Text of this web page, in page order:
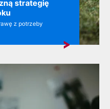
strategię
z potrzeby